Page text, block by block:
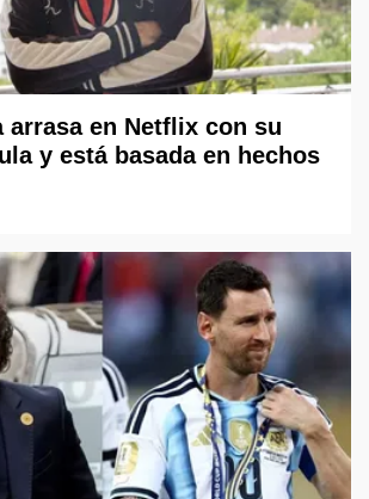
arrasa en Netflix con su
y está basada en hechos